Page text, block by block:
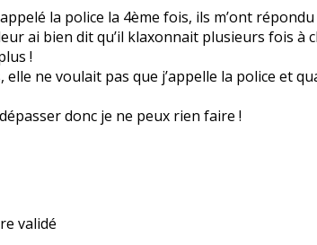
la police la 4ème fois, ils m’ont
ai bien dit qu’il klaxonnait plusieurs fois à
!
ne voulait pas que j’appelle la police et
donc je ne peux rien faire !
validé